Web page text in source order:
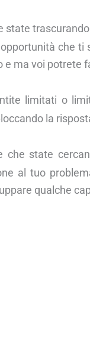
state
che ti
e ma voi potrete
limitati o
la
che state
al tuo
qualche